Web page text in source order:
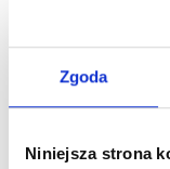
Zgoda
Niniejsza strona
Firma
wypadek
Wdrożenie
Najlepiej